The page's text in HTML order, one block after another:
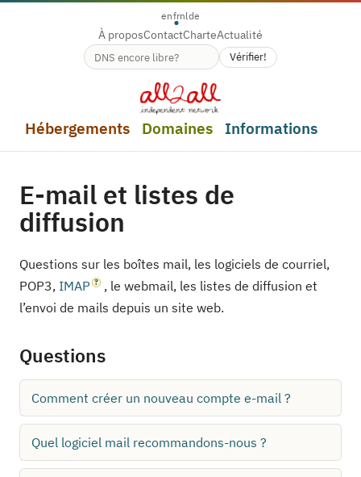
enfrnlde
À proposContactCharteActualité
Disponibilité du nom de domaine
Vérifier!
Hébergements Domaines Informations
E-mail et listes de
diffusion
Questions sur les boîtes mail, les logiciels de courriel,
POP3, IMAP
, le webmail, les listes de diffusion et
l’envoi de mails depuis un site web.
Questions
Comment créer un nouveau compte e-mail ?
Quel logiciel mail recommandons-nous ?